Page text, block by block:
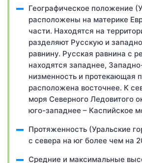
Географическое положение
расположены на материке
части. Находятся на
разделяют Русскую и
равнину. Русская равнина с
находятся западнее,
низменность и протекающая
расположена восточнее. К
моря Северного Ледовитого
юго-западнее – Каспийское
Протяженность (Уральские
с севера на юг более чем на
Средние и максимальные